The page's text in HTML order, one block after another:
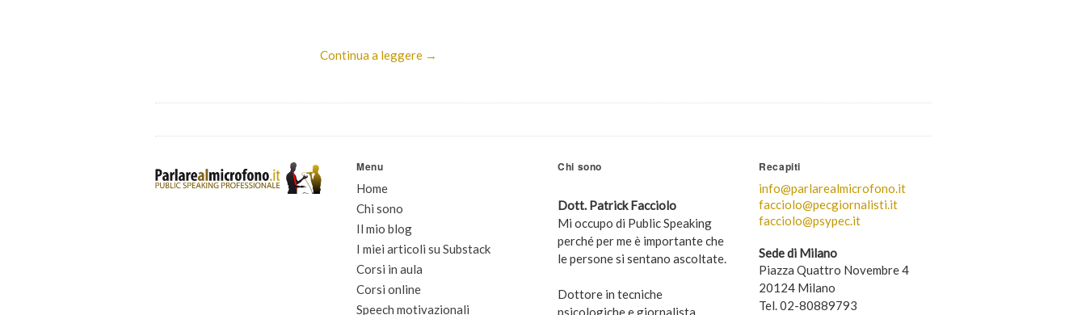
Continua a leggere →
Menu
Home
Chi sono
Il mio blog
I miei articoli su Substack
Corsi in aula
Corsi online
Speech motivazionali
Chi sono
Dott. Patrick Facciolo
Mi occupo di Public Speaking
perché per me è importante che
le persone si sentano ascoltate.
Dottore in tecniche
psicologiche e giornalista
Recapiti
info@parlarealmicrofono.it
facciolo@pecgiornalisti.it
facciolo@psypec.it
Sede di Milano
Piazza Quattro Novembre 4
20124 Milano
Tel. 02-80889793